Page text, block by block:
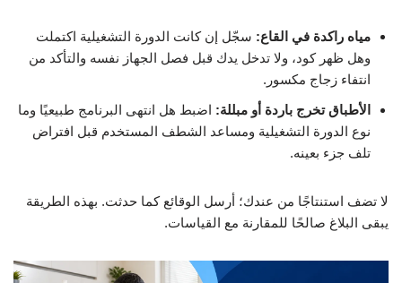
مياه راكدة في القاع: سجّل إن كانت الدورة التشغيلية اكتملت
وهل ظهر كود، ولا تدخل يدك قبل فصل الجهاز نفسه والتأكد من
انتفاء زجاج مكسور.
الأطباق تخرج باردة أو مبللة: اضبط هل انتهى البرنامج طبيعيًا وما
نوع الدورة التشغيلية ومساعد الشطف المستخدم قبل افتراض
تلف جزء بعينه.
لا تضف استنتاجًا من عندك؛ أرسل الوقائع كما حدثت. بهذه الطريقة
يبقى البلاغ صالحًا للمقارنة مع القياسات.